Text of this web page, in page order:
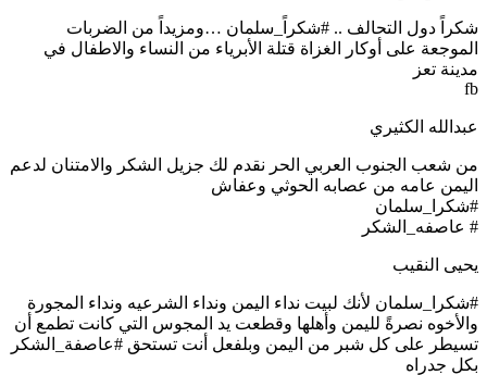
شكراً دول التحالف .. ‫#‏شكراً_سلمان‬ …ومزيداً من الضربات
الموجعة على أوكار الغزاة قتلة الأبرياء من النساء والاطفال في
مدينة تعز
fb
عبدالله الكثيري
من شعب الجنوب العربي الحر نقدم لك جزيل الشكر والامتنان لدعم
اليمن عامه من عصابه الحوثي وعفاش
#شكرا_سلمان
# عاصفه_الشكر
يحيى النقيب
#شكرا_سلمان لأنك لبيت نداء اليمن ونداء الشرعيه ونداء المجورة
والأخوه نصرةً لليمن وأهلها وقطعت يد المجوس التي كانت تطمع أن
تسيطر على كل شبر من اليمن وبلفعل أنت تستحق #عاصفة_الشكر
بكل جدراه